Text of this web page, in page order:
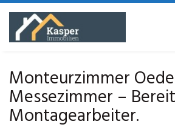
Skip
main
Monteurzimmer
Messezimmer –
Montagearbeiter.